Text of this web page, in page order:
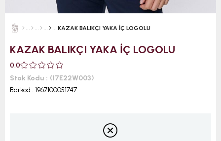
KAZAK BALIKÇI YAKA İÇ LOGOLU
KAZAK BALIKÇI YAKA İÇ LOGOLU
0.0
Stok Kodu
(17E22W003)
Barkod : 1967100051747